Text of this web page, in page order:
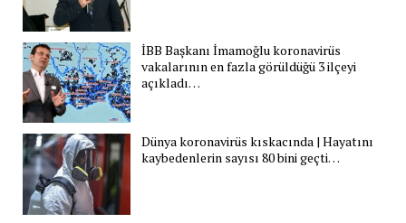
İBB Başkanı İmamoğlu koronavirüs
vakalarının en fazla görüldüğü 3 ilçeyi
açıkladı…
Dünya koronavirüs kıskacında | Hayatını
kaybedenlerin sayısı 80 bini geçti…